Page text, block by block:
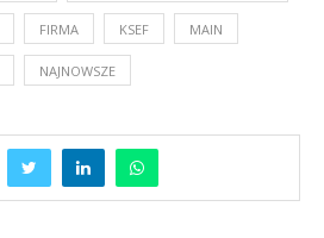
FIRMA KSEF MAIN
NAJNOWSZE